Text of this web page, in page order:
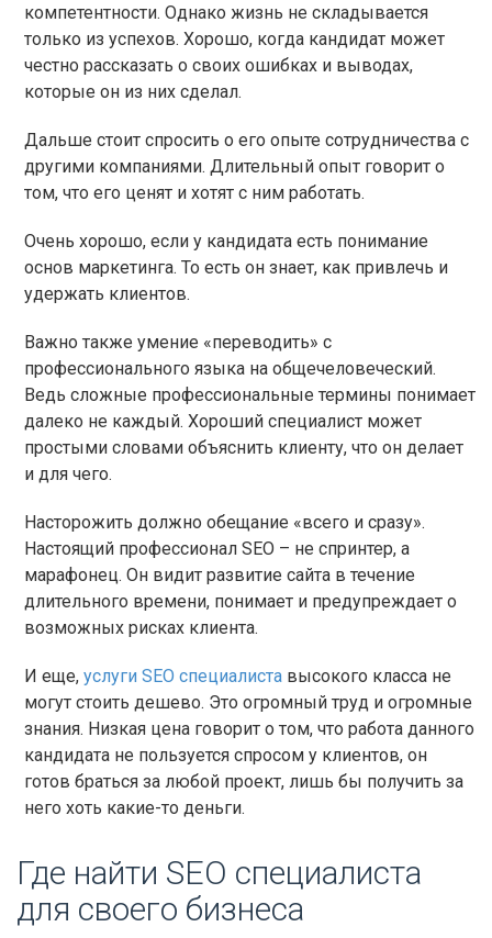
компетентности. Однако жизнь не складывается
только из успехов. Хорошо, когда кандидат может
честно рассказать о своих ошибках и выводах,
которые он из них сделал.
Дальше стоит спросить о его опыте сотрудничества с
другими компаниями. Длительный опыт говорит о
том, что его ценят и хотят с ним работать.
Очень хорошо, если у кандидата есть понимание
основ маркетинга. То есть он знает, как привлечь и
удержать клиентов.
Важно также умение «переводить» с
профессионального языка на общечеловеческий.
Ведь сложные профессиональные термины понимает
далеко не каждый. Хороший специалист может
простыми словами объяснить клиенту, что он делает
и для чего.
Насторожить должно обещание «всего и сразу».
Настоящий профессионал SEO – не спринтер, а
марафонец. Он видит развитие сайта в течение
длительного времени, понимает и предупреждает о
возможных рисках клиента.
И еще, услуги SEO специалиста высокого класса не
могут стоить дешево. Это огромный труд и огромные
знания. Низкая цена говорит о том, что работа данного
кандидата не пользуется спросом у клиентов, он
готов браться за любой проект, лишь бы получить за
него хоть какие-то деньги.
Где найти SEO специалиста
для своего бизнеса